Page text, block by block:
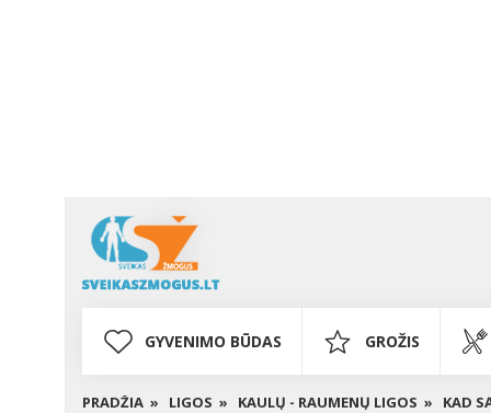
GYVENIMO BŪDAS GROŽIS
PRADŽIA » LIGOS » KAULŲ - RAUMENŲ LIGOS » KAD